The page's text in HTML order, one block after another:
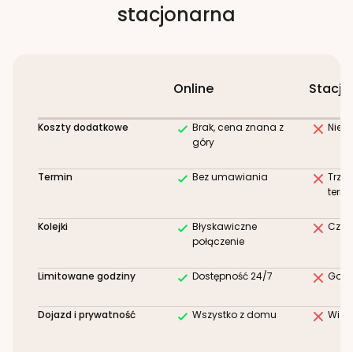
stacjonarna
Online
Koszty dodatkowe
Brak, cena znana z
góry
Termin Bez umawiania
Kolejki
Błyskawiczne
połączenie
Limitowane godziny Dostępność 24/7
Dojazd i prywatność Wszystko z domu